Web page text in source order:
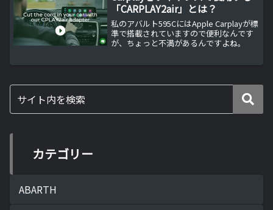
「CARPLAY2air」とは？
私のアバルト595CにはApple Carplayが標
準で搭載されていますので便利なんです
が、ちょっと不満があるんですよね。
カテゴリー
ABARTH